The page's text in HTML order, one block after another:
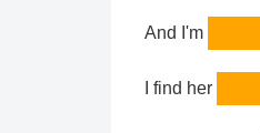
And I'm
I find her